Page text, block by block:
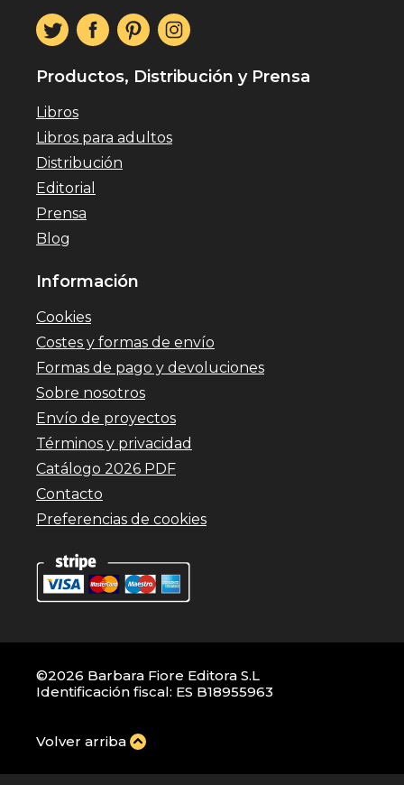
Productos, Distribución y Prensa
Libros
Libros para adultos
Distribución
Editorial
Prensa
Blog
Información
Cookies
Costes y formas de envío
Formas de pago y devoluciones
Sobre nosotros
Envío de proyectos
Términos y privacidad
Catálogo 2026 PDF
Contacto
Preferencias de cookies
©2026 Barbara Fiore Editora S.L
Identificación fiscal: ES B18955963
Volver arriba